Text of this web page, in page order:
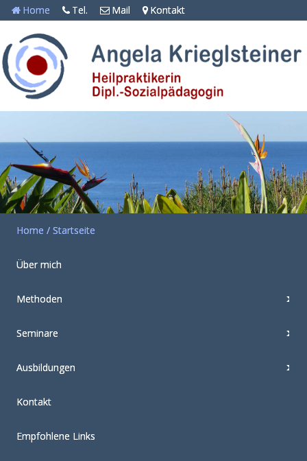
Home Tel. Mail Kontakt
Home / Startseite
Über mich
Methoden
Seminare
Ausbildungen
Kontakt
Empfohlene Links